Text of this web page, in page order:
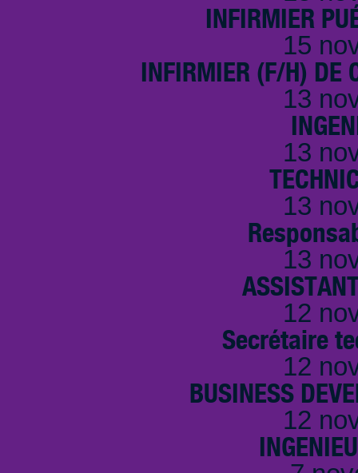
INFIRMIER
15
INFIRMIER (F/H) DE
13
13
13
13
12
Secrétaire
12
BUSINESS
12